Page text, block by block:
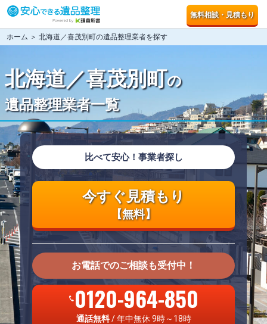
無料相談・見積もり
ホーム ＞ 北海道／喜茂別町の遺品整理業者を探す
北海道／喜茂別町の
遺品整理業者一覧
比べて安心！事業者探し
今すぐ見積もり
【無料】
お電話でのご相談も受付中！
0120-964-850
通話無料/ 年中無休 9時～18時